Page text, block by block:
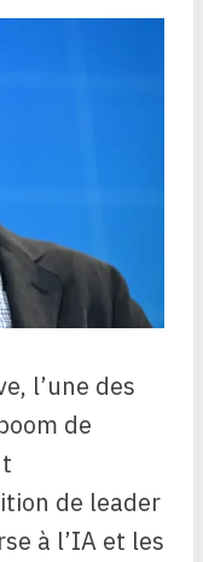
l’une des
de
de leader
à l’IA et les